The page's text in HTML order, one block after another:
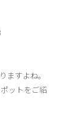
ますよね。
ットをご紹